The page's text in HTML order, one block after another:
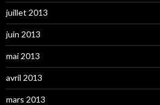
juillet 2013
juin 2013
mai 2013
avril 2013
mars 2013